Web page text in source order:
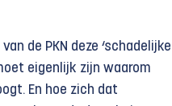
de PKN deze ‘schadelijke
eigenlijk zijn waarom
En hoe zich dat